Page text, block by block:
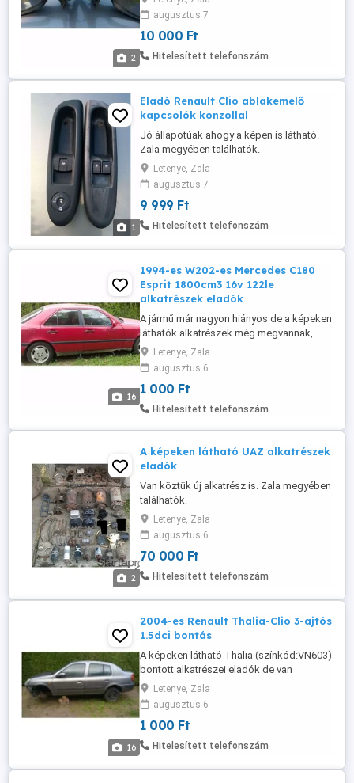
2
augusztus 7
10 000 Ft
Hitelesített telefonszám
1
Eladó Renault Clio ablakemelő
kapcsolók konzollal
Jó állapotúak ahogy a képen is látható.
Zala megyében találhatók.
Letenye, Zala
augusztus 7
9 999 Ft
Hitelesített telefonszám
16
1994-es W202-es Mercedes C180
Esprit 1800cm3 16v 122le
alkatrészek eladók
A jármű már nagyon hiányos de a képeken
láthatók alkatrészek még megvannak,
katalizátor elkelt! Amennyiben valami
érdekli hívjon!
Letenye, Zala
augusztus 6
1 000 Ft
Hitelesített telefonszám
2
A képeken látható UAZ alkatrészek
eladók
Van köztük új alkatrész is. Zala megyében
találhatók.
Letenye, Zala
augusztus 6
70 000 Ft
Hitelesített telefonszám
16
2004-es Renault Thalia-Clio 3-ajtós
1.5dci bontás
A képeken látható Thalia (színkód:VN603)
bontott alkatrészei eladók de van
háromajtós Clio-hoz fehér ajtó, tankajtó,
fekete tükörházas tükör és van egy három
ajtós piros Clio (színkód:OV731)
bontásra. Clio, Thalia, Megane, Kangoo
14-es lemezfelnik és egy új pótkerék is
Letenye, Zala
augusztus 6
1 000 Ft
Hitelesített telefonszám